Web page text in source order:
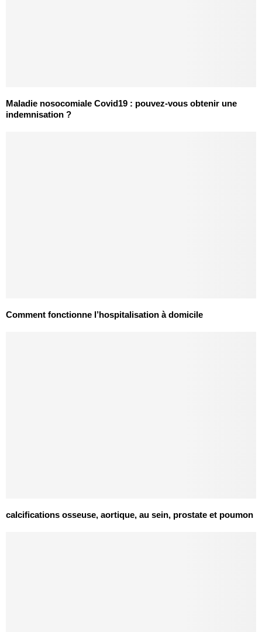
Maladie nosocomiale Covid19 : pouvez-vous obtenir une
indemnisation ?
Comment fonctionne l’hospitalisation à domicile
calcifications osseuse, aortique, au sein, prostate et poumon